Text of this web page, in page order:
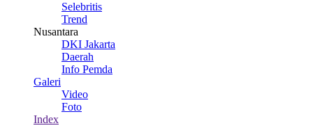
Selebritis
Trend
Nusantara
DKI Jakarta
Daerah
Info Pemda
Galeri
Video
Foto
Index